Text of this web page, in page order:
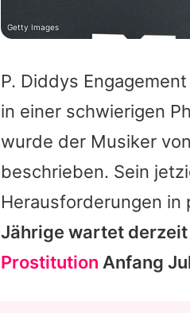
P. Diddys
in einer schwierigen
wurde der Musiker
beschrieben. Sein
Herausforderungen
Jährige wartet
Prostitution Anfang
Getty Images